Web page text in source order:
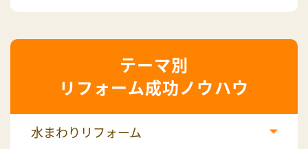
リフォーム成功ノウハウ
水まわりリフォーム